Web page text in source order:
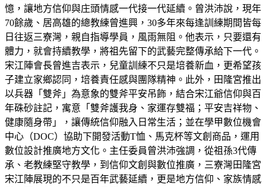
憶，讓地方信仰與庄頭情感一代接一代延續。曾洪沛說，現年
70餘歲、居高雄的總教練曾進興，30多年來每逢訓練期間皆每
日往返三寮灣，親自指導學員，風雨無阻。他表示，只要還有
體力，就會持續教學，將祖先留下的武藝完整傳承給下一代。
宋江陣會長曾進吉表示，兒童訓練不只是培養新血，更希望孩
子建立家鄉認同，培養責任感與團隊精神。此外，田隆宮推出
以兵器「雙斧」為意象的雙斧平安吊飾，結合宋江爺信仰與百
年硃砂註記，寓意「雙斧護我身、家運存雙福；平安吉祥物、
健康隨身帶」，讓傳統信仰融入日常生活；並在學甲數位機會
中心（DOC）協助下開發活動T恤、馬克杯等文創商品，運用
數位設計推廣地方文化。主任委員曾洪沛強調，從祖孫3代傳
承、老教練堅守教學，到信仰文創與數位推廣，三寮灣田隆宮
宋江陣展現的不只是百年武藝延續，更是地方信仰、家族情感